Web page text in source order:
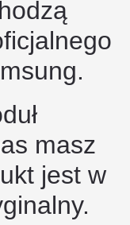
masz
jest w